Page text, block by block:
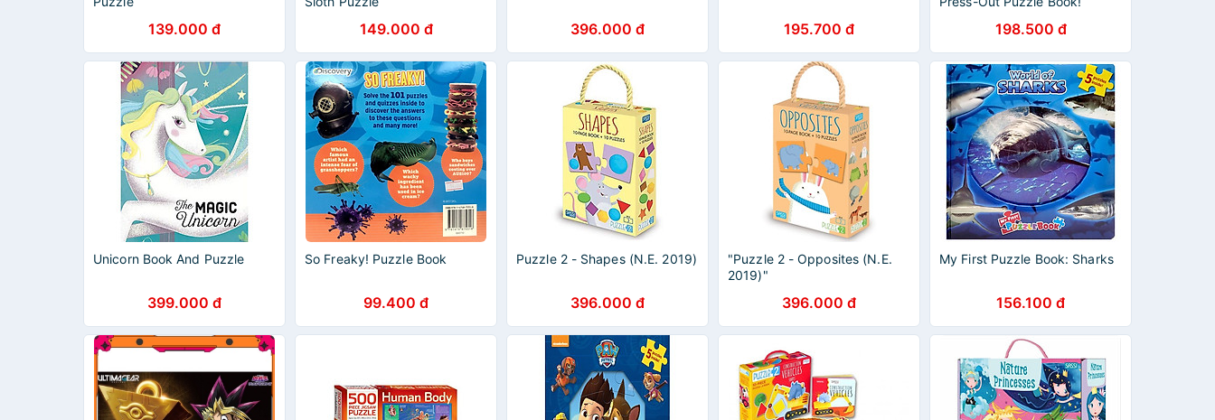
139.000 đ 149.000 đ 396.000 đ 195.700 đ 198.500 đ
Unicorn Book And Puzzle
399.000 đ
So Freaky! Puzzle Book
99.400 đ
Puzzle 2 - Shapes (N.E. 2019)
396.000 đ
"Puzzle 2 - Opposites (N.E.
2019)"
396.000 đ
My First Puzzle Book: Sharks
156.100 đ